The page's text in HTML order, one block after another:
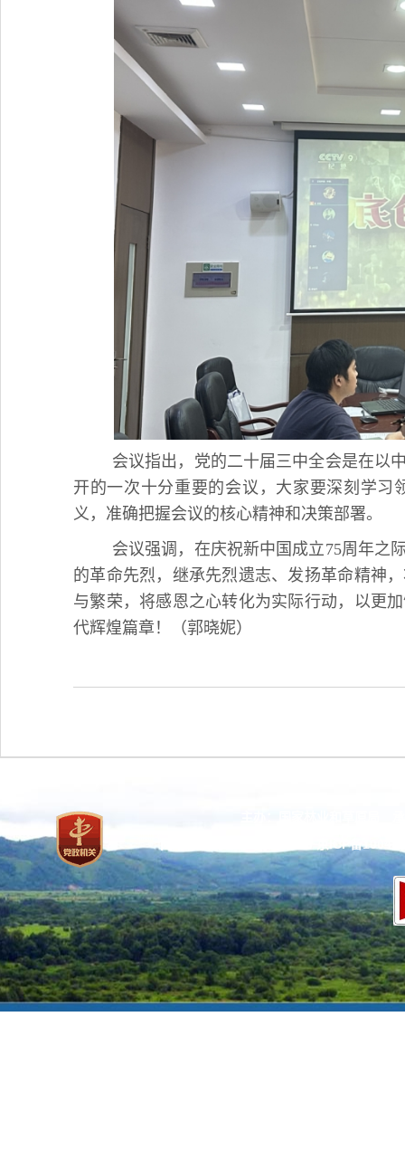
会议指出，党的二十届三中全会是在以
开的一次十分重要的会议，大家要深刻学
义，准确把握会议的核心精神和决策部署。
会议强调，在庆祝新中国成立75周年之
的革命先烈，继承先烈遗志、发扬革命精神
与繁荣，将感恩之心转化为实际行动，以更
代辉煌篇章！（郭晓妮）
京ICP备